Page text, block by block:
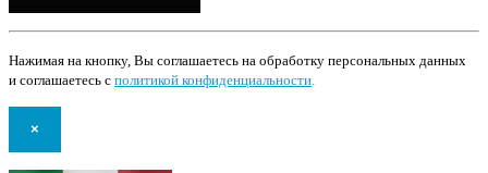
Нажимая на кнопку, Вы соглашаетесь на обработку персональных данных
и соглашаетесь с политикой конфиденциальности
×